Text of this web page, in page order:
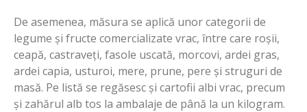
De asemenea, măsura se aplică unor categorii de
legume și fructe comercializate vrac, între care roșii,
ceapă, castraveți, fasole uscată, morcovi, ardei gras,
ardei capia, usturoi, mere, prune, pere și struguri de
masă. Pe listă se regăsesc și cartofii albi vrac, precum
și zahărul alb tos la ambalaje de până la un kilogram.